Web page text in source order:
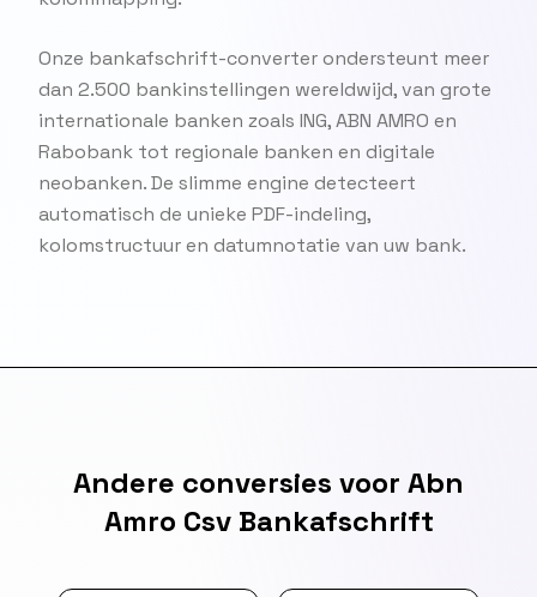
Onze bankafschrift-converter ondersteunt meer
dan 2.500 bankinstellingen wereldwijd, van grote
internationale banken zoals ING, ABN AMRO en
Rabobank tot regionale banken en digitale
neobanken. De slimme engine detecteert
automatisch de unieke PDF-indeling,
kolomstructuur en datumnotatie van uw bank.
Andere conversies voor Abn
Amro Csv Bankafschrift